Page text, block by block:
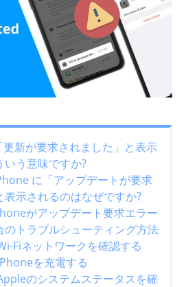
更新が要求されました」と表示
いう意味ですか?
に「アップデートが要求
表示されるのはなぜですか?
がアップデート要求エラー
のトラブルシューティング方法
Fiネットワークを確認する
を充電する
のシステムステータスを確